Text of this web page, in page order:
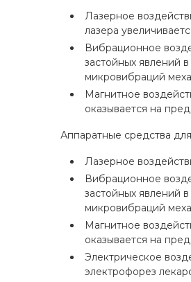
Лазерное
лазера
Вибрационное
застойных явлений
микровибраций
Магнитное
оказывается на
Аппаратные средства
Лазерное
Вибрационное
застойных явлений
микровибраций
Магнитное
оказывается на
Электрическое
электрофорез